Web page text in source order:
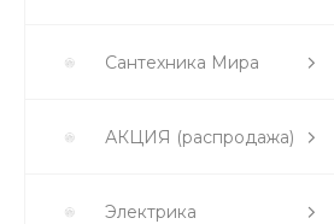
Сантехника Мира
АКЦИЯ (распродажа)
Электрика